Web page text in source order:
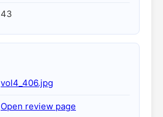
43
vol4_406.jpg
Open review page